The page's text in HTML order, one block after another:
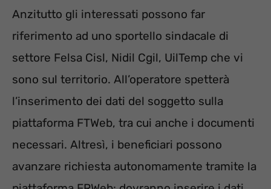
Anzitutto gli interessati possono far
riferimento ad uno sportello sindacale di
settore Felsa Cisl, Nidil Cgil, UilTemp che vi
sono sul territorio. All’operatore spetterà
l’inserimento dei dati del soggetto sulla
piattaforma FTWeb, tra cui anche i documenti
necessari. Altresì, i beneficiari possono
avanzare richiesta autonomamente tramite la